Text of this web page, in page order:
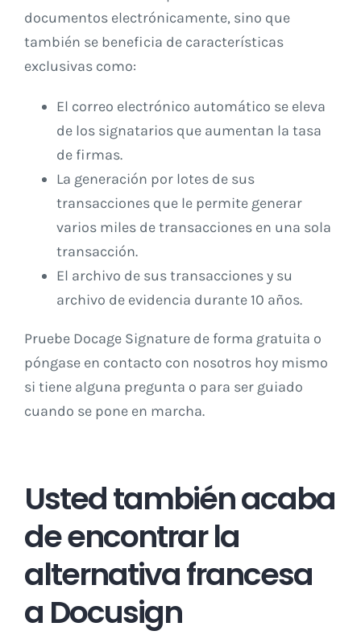
documentos electrónicamente, sino que
también se beneficia de características
exclusivas como:
El correo electrónico automático se eleva
de los signatarios que aumentan la tasa
de firmas.
La generación por lotes de sus
transacciones que le permite generar
varios miles de transacciones en una sola
transacción.
El archivo de sus transacciones y su
archivo de evidencia durante 10 años.
Pruebe Docage Signature de forma gratuita o
póngase en contacto con nosotros hoy mismo
si tiene alguna pregunta o para ser guiado
cuando se pone en marcha.
Usted también acaba
de encontrar la
alternativa francesa
a Docusign